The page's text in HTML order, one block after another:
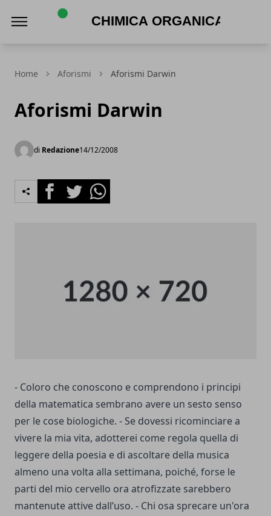
Home Aforismi Aforismi Darwin
Aforismi Darwin
di Redazione14/12/2008
FacebookTwitterWhatsapp
- Coloro che conoscono e comprendono i principi
della matematica sembrano avere un sesto senso
per le cose biologiche. - Se dovessi ricominciare a
vivere la mia vita, adotterei come regola quella di
leggere della poesia e di ascoltare della musica
almeno una volta alla settimana, poiché, forse le
parti del mio cervello ora atrofizzate sarebbero
mantenute attive dall’uso. - Chi osa sprecare un'ora